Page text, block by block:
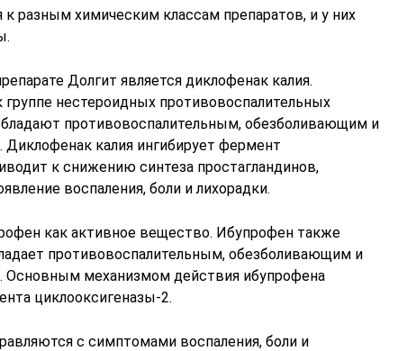
разным химическим классам препаратов, и у них
Долгит является диклофенак калия.
нестероидных противовоспалительных
противовоспалительным, обезболивающим и
калия ингибирует фермент
к снижению синтеза простагландинов,
воспаления, боли и лихорадки.
как активное вещество. Ибупрофен также
противовоспалительным, обезболивающим и
механизмом действия ибупрофена
циклооксигеназы-2.
с симптомами воспаления, боли и